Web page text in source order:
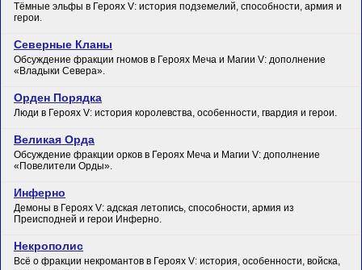
Тёмные эльфы в Героях V: история подземелий, способности, армия и
герои.
Северные Кланы
Обсуждение фракции гномов в Героях Меча и Магии V: дополнение
«Владыки Севера».
Орден Порядка
Люди в Героях V: история королевства, особенности, гвардия и герои.
Великая Орда
Обсуждение фракции орков в Героях Меча и Магии V: дополнение
«Повелители Орды».
Инферно
Демоны в Героях V: адская летопись, способности, армия из
Преисподней и герои Инферно.
Некрополис
Всё о фракции некромантов в Героях V: история, особенности, войска,